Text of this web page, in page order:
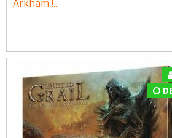
Arkham !...